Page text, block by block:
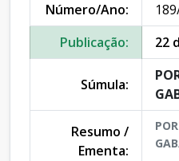
Número/Ano:
Publicação:
22
Súmula:
Resumo /
Ementa: